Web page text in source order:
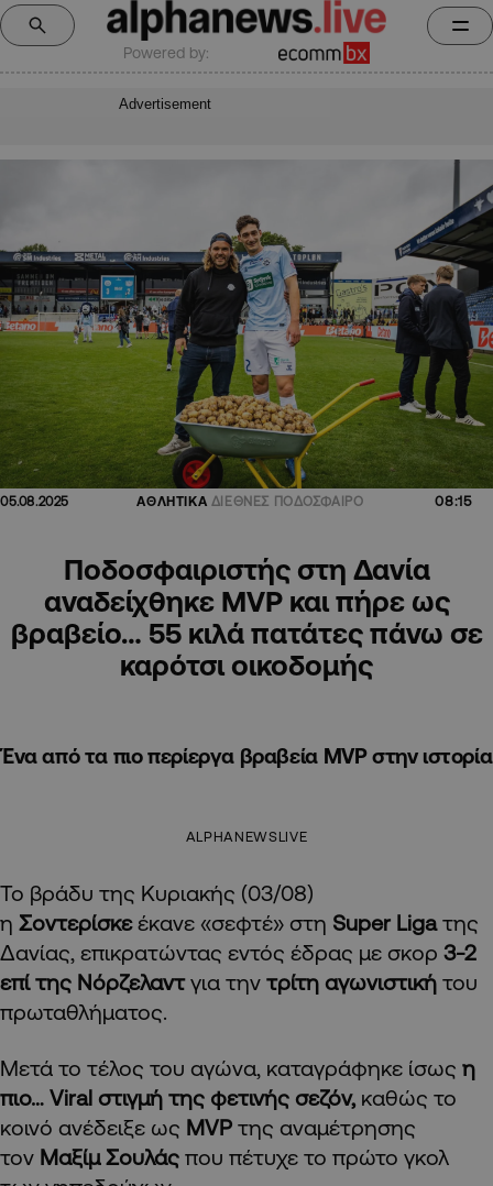
Powered by:
Advertisement
05.08.2025 ΑΘΛΗΤΙΚΑ ΔΙΕΘΝΕΣ ΠΟΔΟΣΦΑΙΡΟ 08:15
Ποδοσφαιριστής στη Δανία
αναδείχθηκε MVP και πήρε ως
βραβείο… 55 κιλά πατάτες πάνω σε
καρότσι οικοδομής
Ένα από τα πιο περίεργα βραβεία MVP στην ιστορία
ALPHANEWSLIVE
Το βράδυ της Κυριακής (03/08)
η Σοντερίσκεέκανε «σεφτέ» στη Super Ligaτης
Δανίας, επικρατώντας εντός έδρας με σκορ 3-2
επί της Νόρζελαντγια την τρίτη αγωνιστική του
πρωταθλήματος.
Μετά το τέλος του αγώνα, καταγράφηκε ίσως η
πιο… Viral στιγμή της φετινής σεζόν, καθώς το
κοινό ανέδειξε ως MVP της αναμέτρησης
τον Μαξίμ Σουλάς που πέτυχε το πρώτο γκολ